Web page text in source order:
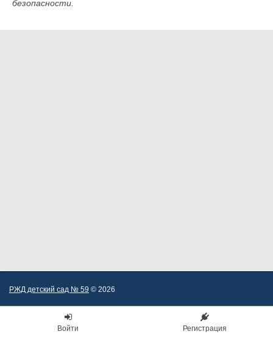
безопасности.
РЖД детский сад № 59 © 2026
Войти Регистрация